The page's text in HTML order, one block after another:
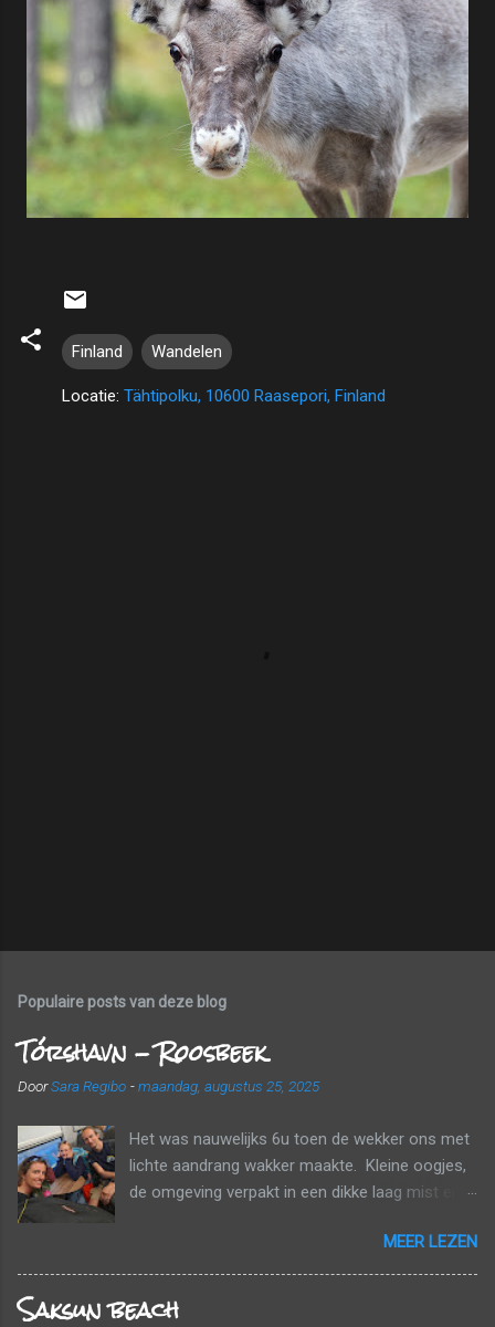
Finland Wandelen
Locatie: Tähtipolku, 10600 Raasepori, Finland
Populaire posts van deze blog
Tórshavn - Roosbeek
DoorSara Regibo -maandag, augustus 25, 2025
Het was nauwelijks 6u toen de wekker ons met
lichte aandrang wakker maakte. Kleine oogjes,
de omgeving verpakt in een dikke laag mist en
echt ontbijt was het nog te vroeg, maar we
kregen wel elk nog een papieren zak mee met
een banaan, een croissant en een fruitsapje.
MEER LEZEN
Saksun beach